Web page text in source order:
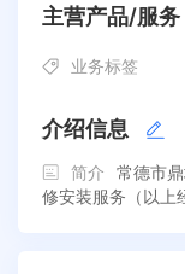
主营产品/服务
业务标签
介绍信息
简介
常德市
修安装服务（以上